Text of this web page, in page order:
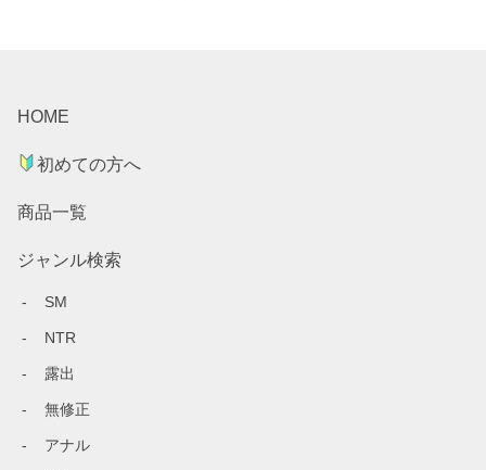
HOME
初めての方へ
商品一覧
ジャンル検索
SM
NTR
露出
無修正
アナル